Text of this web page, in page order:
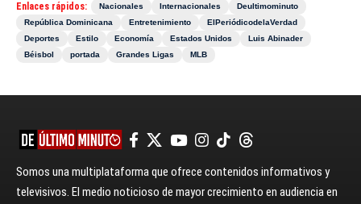
Enlaces rápidos: Nacionales Internacionales
Deultimominuto
República Dominicana
Entretenimiento
ElPeriódicodelaVerdad
Deportes
Estilo Economía Estados Unidos
Luis Abinader
Béisbol
portada Grandes Ligas MLB
Somos una multiplataforma que ofrece contenidos informativos y
televisivos. El medio noticioso de mayor crecimiento en audiencia en